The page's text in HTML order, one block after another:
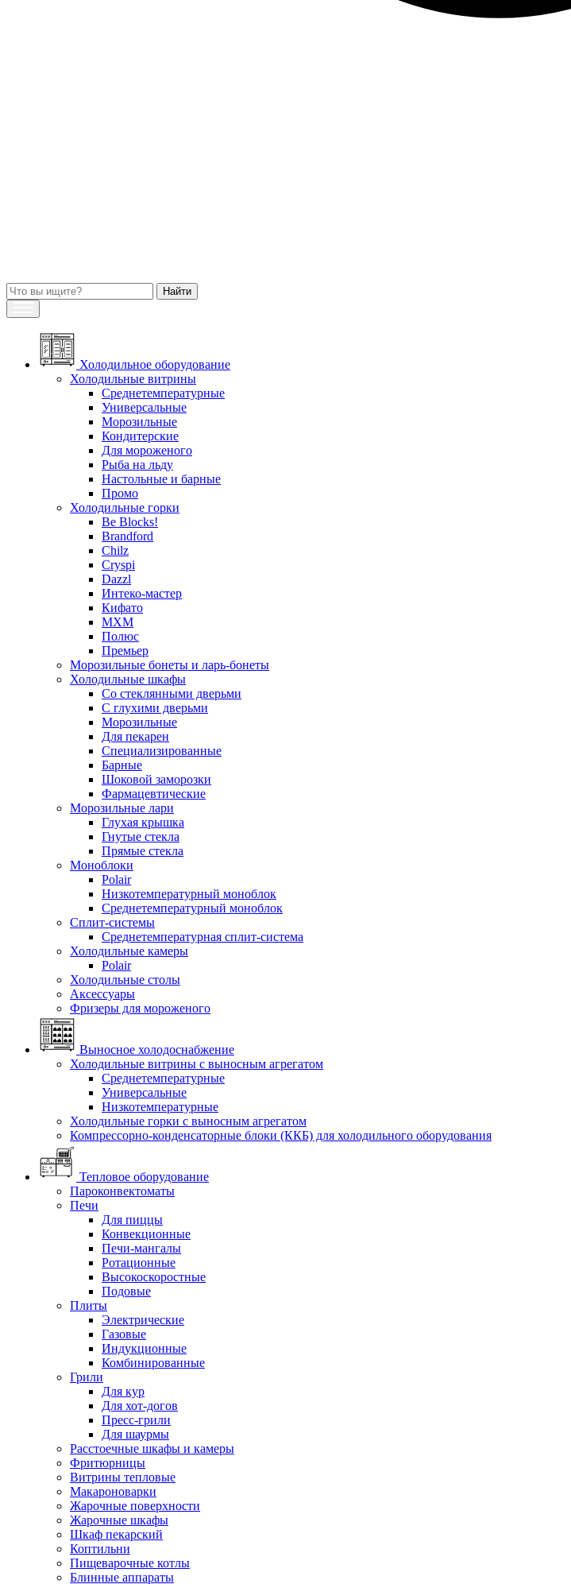
Холодильное оборудование
Холодильные витрины
Среднетемпературные
Универсальные
Морозильные
Кондитерские
Для мороженого
Рыба на льду
Настольные и барные
Промо
Холодильные горки
Be Blocks!
Brandford
Chilz
Cryspi
Dazzl
Интеко-мастер
Кифато
МХМ
Полюс
Премьер
Морозильные бонеты и ларь-бонеты
Холодильные шкафы
Со стеклянными дверьми
С глухими дверьми
Морозильные
Для пекарен
Специализированные
Барные
Шоковой заморозки
Фармацевтические
Морозильные лари
Глухая крышка
Гнутые стекла
Прямые стекла
Моноблоки
Polair
Низкотемпературный моноблок
Среднетемпературный моноблок
Сплит-системы
Среднетемпературная сплит-система
Холодильные камеры
Polair
Холодильные столы
Аксессуары
Фризеры для мороженого
Выносное холодоснабжение
Холодильные витрины с выносным агрегатом
Среднетемпературные
Универсальные
Низкотемпературные
Холодильные горки с выносным агрегатом
Компрессорно-конденсаторные блоки (ККБ) для холодильного оборудования
Тепловое оборудование
Пароконвектоматы
Печи
Для пиццы
Конвекционные
Печи-мангалы
Ротационные
Высокоскоростные
Подовые
Плиты
Электрические
Газовые
Индукционные
Комбинированные
Грили
Для кур
Для хот-догов
Пресс-грили
Для шаурмы
Расстоечные шкафы и камеры
Фритюрницы
Витрины тепловые
Макароноварки
Жарочные поверхности
Жарочные шкафы
Шкаф пекарский
Коптильни
Пищеварочные котлы
Блинные аппараты